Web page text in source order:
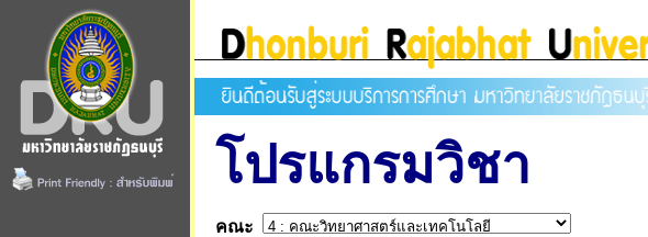
โปรแกรมวิชา
คณะ